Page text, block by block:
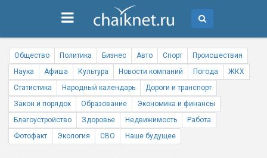
Общество Политика Бизнес Авто Спорт
Происшествия
Наука
Афиша Культура Новости компаний Погода
ЖКХ
Статистика
Народный календарь
Дороги и транспорт
Закон и порядок
Образование
Экономика и финансы
Благоустройство
Здоровье Недвижимость
Работа
Фотофакт
Экология СВО Наше будущее